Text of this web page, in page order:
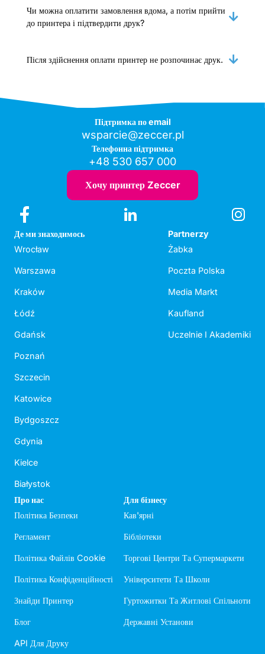
Чи можна оплатити замовлення вдома, а потім прийти
до принтера і підтвердити друк?
Після здійснення оплати принтер не розпочинає друк.
Підтримка по email
wsparcie@zeccer.pl
Телефонна підтримка
+48 530 657 000
Хочу принтер Zeccer
Де ми знаходимось
Wrocław
Warszawa
Kraków
Łódź
Gdańsk
Poznań
Szczecin
Katowice
Bydgoszcz
Gdynia
Kielce
Białystok
Partnerzy
Żabka
Poczta Polska
Media Markt
Kaufland
Uczelnie I Akademiki
Про нас
Політика Безпеки
Регламент
Політика Файлів Cookie
Політика Конфіденційності
Знайди Принтер
Блог
API Для Друку
Для бізнесу
Кав'ярні
Бібліотеки
Торгові Центри Та Супермаркети
Університети Та Школи
Гуртожитки Та Житлові Спільноти
Державні Установи